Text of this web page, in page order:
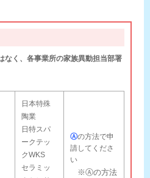
なく、各事業所の家族異動担当部署
日本特殊
陶業
日特スパ
ークテッ
クWKS
セラミッ
Ⓐの方法で申
請してくださ
い
※Ⓐの方法